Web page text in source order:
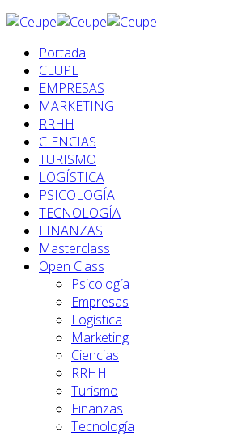
Portada
CEUPE
EMPRESAS
MARKETING
RRHH
CIENCIAS
TURISMO
LOGÍSTICA
PSICOLOGÍA
TECNOLOGÍA
FINANZAS
Masterclass
Open Class
Psicología
Empresas
Logística
Marketing
Ciencias
RRHH
Turismo
Finanzas
Tecnología